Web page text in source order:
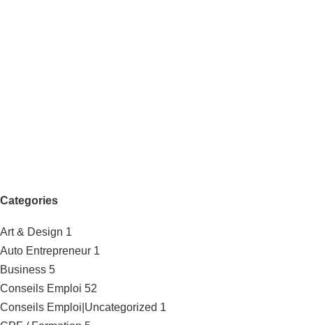
Categories
Art & Design 1
Auto Entrepreneur 1
Business 5
Conseils Emploi 52
Conseils Emploi|Uncategorized 1